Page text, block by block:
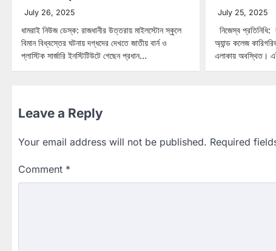
July 26, 2025
ধামরাই নিউজ ডেস্ক: রাজধানীর উত্তরায় মাইলস্টোন স্কুলে
বিমান বিধ্বস্তের ঘটনায় দগ্ধদের দেখতে জাতীয় বার্ন ও
প্লাস্টিক সার্জারি ইনস্টিটিউটে গেছেন প্রধান…
July 25, 2025
নিজেস্ব
অ্যান্ড কলেজ
এলাকায় অবস্থিত।
Leave a Reply
Your email address will not be published. Required
Comment *